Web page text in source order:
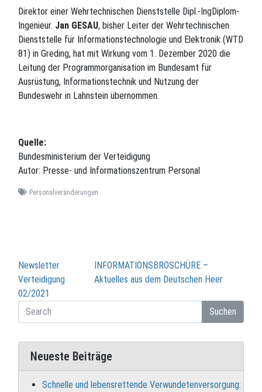
Direktor einer Wehrtechnischen Dienststelle Dipl.-IngDiplom-
Ingenieur. Jan GESAU, bisher Leiter der Wehrtechnischen
Dienststelle für Informationstechnologie und Elektronik (WTD
81) in Greding, hat mit Wirkung vom 1. Dezember 2020 die
Leitung der Programmorganisation im Bundesamt für
Ausrüstung, Informationstechnik und Nutzung der
Bundeswehr in Lahnstein übernommen.
Quelle:
Bundesministerium der Verteidigung
Autor: Presse- und Informationszentrum Personal
Personalveränderungen
Beitragsnavigation
Newsletter
Verteidigung
02/2021
INFORMATIONSBROSCHÜRE –
Aktuelles aus dem Deutschen Heer
Suchen
Neueste Beiträge
Schnelle und lebensrettende Verwundetenversorgung: